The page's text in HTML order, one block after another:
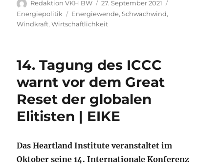
Autor
Redaktion VKH BW
Veröffentlicht
am
27. September 2021
Energiepolitik
Schlagwörter
Energiewende,Schwachwind,
Windkraft,Wirtschaftlichkeit
14. Tagung des ICCC
warnt vor dem Great
Reset der globalen
Elitisten | EIKE
Das Heartland Institute veranstaltet im
Oktober seine 14. Internationale Konferenz